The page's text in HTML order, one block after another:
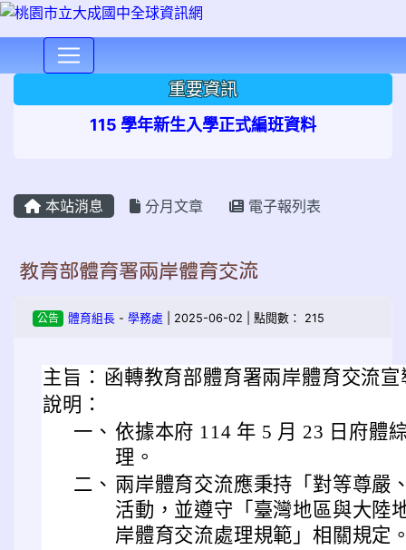
重要資訊
115 學年新生入學正式編班資料
本站消息 分月文章 電子報列表
教育部體育署兩岸體育交流
公告 體育組長- 學務處 | 2025-06-02 | 點閱數： 215
主旨： 函轉教育部體育署兩岸體育交流
說明：
一、 依據本府 114 年 5 月 23 日府體
理。
二、 兩岸體育交流應秉持「對等尊嚴
活動，並遵守「臺灣地區與大陸
岸體育交流處理規範」相關規定